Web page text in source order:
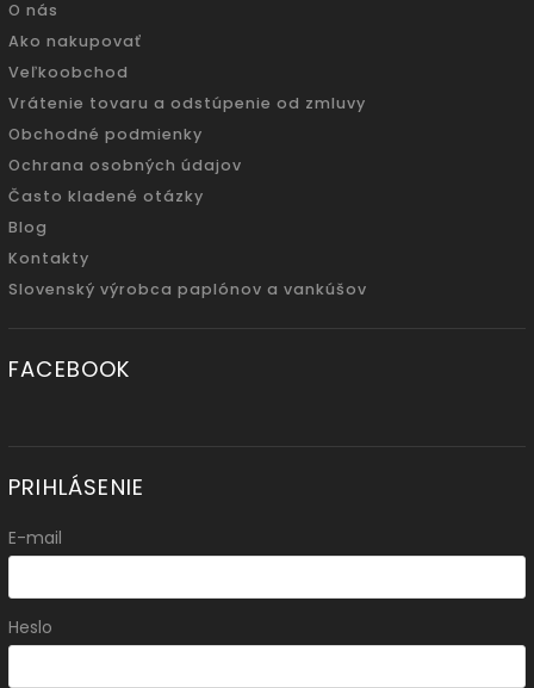
O nás
Ako nakupovať
Veľkoobchod
Vrátenie tovaru a odstúpenie od zmluvy
Obchodné podmienky
Ochrana osobných údajov
Často kladené otázky
Blog
Kontakty
Slovenský výrobca paplónov a vankúšov
FACEBOOK
PRIHLÁSENIE
E-mail
Heslo